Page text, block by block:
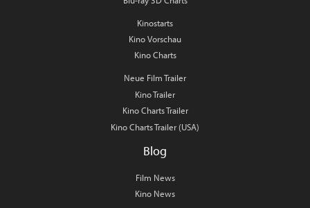
Kinostarts
Kino Vorschau
Kino Charts
Neue Film Trailer
Kino Trailer
Kino Charts Trailer
Kino Charts Trailer (USA)
Blog
Film News
Kino News